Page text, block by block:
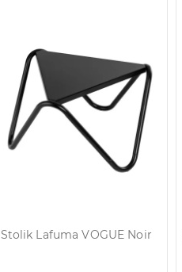
Stolik Lafuma VOGUE Noir